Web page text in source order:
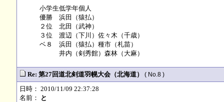
小学生低学年個人
優勝 浜田（猿払）
２位 北田（武神）
３位 渡辺（下川）佐々木（千歳）
ベ８ 浜田（猿払）種市（札苗）
井内（剣秀館）森林（大麻）
Re: 第27回道北剣道羽幌大会（北海道） ( No.8 )
日時： 2010/11/09 22:37:28
名前：
と